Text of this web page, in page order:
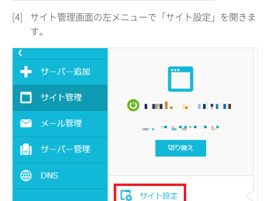
[4]
サイト管理画面の左メニューで「サイト設定」を開きま
す。